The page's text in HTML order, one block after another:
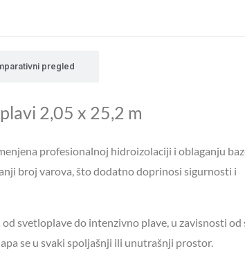
pregled
2,05 x 25,2 m
profesionalnoj hidroizolaciji i oblaganju
broj varova, što dodatno doprinosi sigurnosti i
svetloplave do intenzivno plave, u zavisnosti
se u svaki spoljašnji ili unutrašnji prostor.